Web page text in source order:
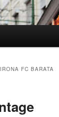
FC BARATA